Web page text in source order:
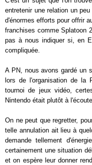
entretenir une relation un
d'énormes efforts pour offrir
franchises comme Splatoon
pas à nous indiquer si, en
compliquée.
A PN, nous avons gardé un
lors de l'organisation de
tournoi de jeux vidéo,
Nintendo était plutôt à
On ne peut que regretter,
telle annulation ait lieu à
demande tellement
certainement une situation
et on espère leur donner